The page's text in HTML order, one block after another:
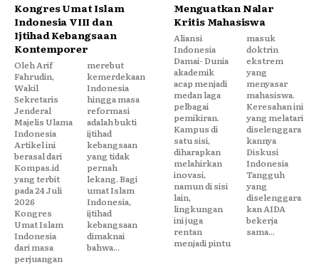
Kongres Umat Islam
Indonesia VIII dan
Ijtihad Kebangsaan
Kontemporer
Oleh Arif
Fahrudin,
Wakil
Sekretaris
Jenderal
Majelis Ulama
Indonesia
Artikel ini
berasal dari
Kompas.id
yang terbit
pada 24 Juli
2026
Kongres
Umat Islam
Indonesia
dari masa
perjuangan
merebut
kemerdekaan
Indonesia
hingga masa
reformasi
adalah bukti
ijtihad
kebangsaan
yang tidak
pernah
lekang. Bagi
umat Islam
Indonesia,
ijtihad
kebangsaan
dimaknai
bahwa...
Menguatkan Nalar
Kritis Mahasiswa
Aliansi
Indonesia
Damai- Dunia
akademik
acap menjadi
medan laga
pelbagai
pemikiran.
Kampus di
satu sisi,
diharapkan
melahirkan
inovasi,
namun di sisi
lain,
lingkungan
ini juga
rentan
menjadi pintu
masuk
doktrin
ekstrem
yang
menyasar
mahasiswa.
Keresahan ini
yang melatari
diselenggara
kannya
Diskusi
Indonesia
Tangguh
yang
diselenggara
kan AIDA
bekerja
sama...